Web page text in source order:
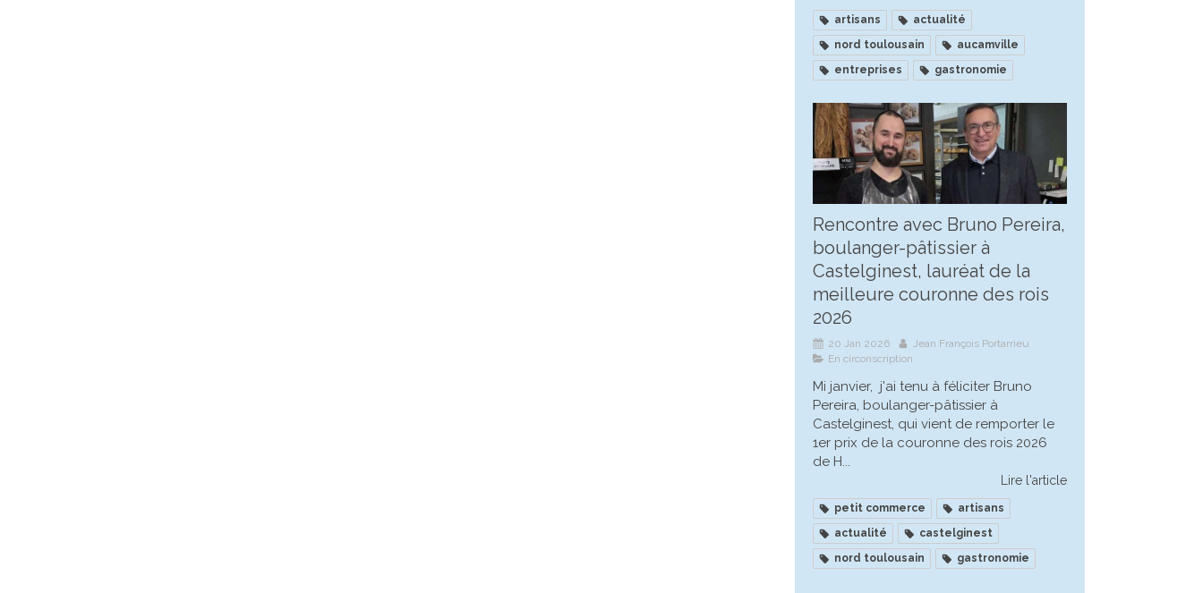
artisans
actualité
nord toulousain
aucamville
entreprises
gastronomie
Rencontre avec Bruno Pereira,
boulanger-pâtissier à
Castelginest, lauréat de la
meilleure couronne des rois
2026
20 Jan 2026
Jean François Portarrieu
En circonscription
Mi janvier, j'ai tenu à féliciter Bruno
Pereira, boulanger-pâtissier à
Castelginest, qui vient de remporter le
1er prix de la couronne des rois 2026
de H...
Lire l'article
petit commerce
artisans
actualité
castelginest
nord toulousain
gastronomie